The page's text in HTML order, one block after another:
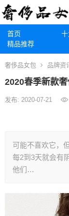
首页
精品推荐
奢侈品女包 品牌资
2020春季新款
发布: 2020-07-21
可能不喜欢它，
每2到3天就会有
他们…